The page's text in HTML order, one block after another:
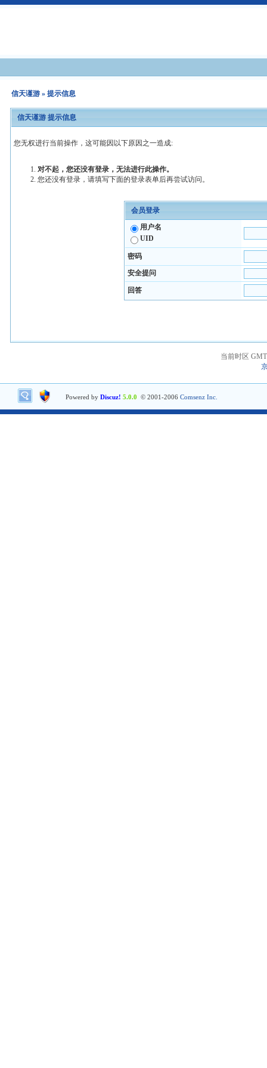
信天谨游 » 提示信息
信天谨游 提示信息
您无权进行当前操作，这可能因以下原因之一造成:
对不起，您还没有登录，无法进行此操作。
您还没有登录，请填写下面的登录表单后再尝试访问。
会员登录
用户名
UID
密码
安全提问
回答
当前时区
Powered by Discuz! 5.0.0 © 2001-2006 Comsenz Inc.